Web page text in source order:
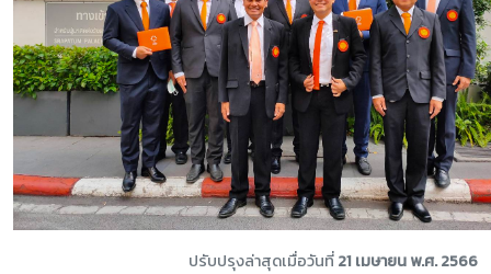
ปรับปรุงล่าสุดเมื่อวันที่21 เมษายน พ.ศ. 2566